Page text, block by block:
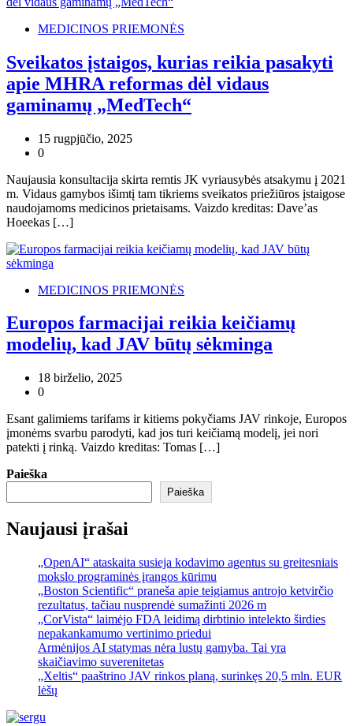
MEDICINOS PRIEMONĖS
Sveikatos įstaigos, kurias reikia pasakyti
apie MHRA reformas dėl vidaus
gaminamų „MedTech“
15 rugpjūčio, 2025
0
Naujausia konsultacija skirta remtis JK vyriausybės atsakymu į 2021
m. Vidaus gamybos išimtį tam tikriems sveikatos priežiūros įstaigose
naudojamoms medicinos prietaisams. Vaizdo kreditas: Dave’as
Hoeekas […]
MEDICINOS PRIEMONĖS
Europos farmacijai reikia keičiamų
modelių, kad JAV būtų sėkminga
18 birželio, 2025
0
Esant galimiems tarifams ir kitiems pokyčiams JAV rinkoje, Europos
įmonėms svarbu parodyti, kad jos turi keičiamą modelį, jei nori
patekti į rinką. Vaizdo kreditas: Tomas […]
Paieška
Paieška
Naujausi įrašai
„OpenAI“ ataskaita susieja kodavimo agentus su greitesniais
mokslo programinės įrangos kūrimu
„Boston Scientific“ praneša apie teigiamus antrojo ketvirčio
rezultatus, tačiau nusprendė sumažinti 2026 m
„CorVista“ laimėjo FDA leidimą dirbtinio intelekto širdies
nepakankamumo vertinimo priedui
Armėnijos AI statymas nėra lustų gamyba. Tai yra
skaičiavimo suverenitetas
„Xeltis“ paaštrino JAV rinkos planą, surinkęs 20,5 mln. EUR
lėšų